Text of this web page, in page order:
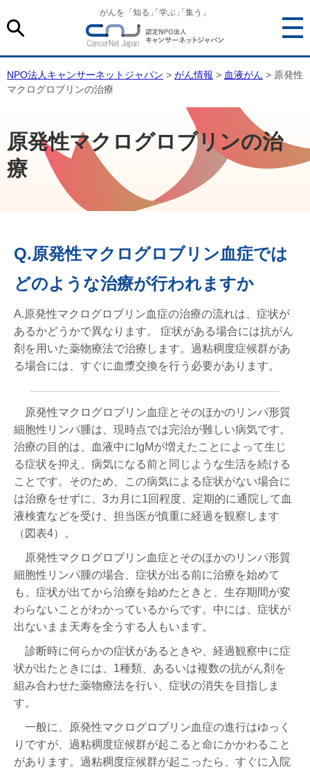
がんを「知る 「学ぶ 「集う」
NPO法人キャンサーネットジャパン > がん情報 > 血液がん > 原発性
マクログロブリンの治療
原発性マクログロブリンの治
療
Q.原発性マクログロブリン血症では
どのような治療が行われますか
A.原発性マクログロブリン血症の治療の流れは、症状が
あるかどうかで異なります。 症状がある場合には抗がん
剤を用いた薬物療法で治療します。過粘稠度症候群があ
る場合には、すぐに血漿交換を行う必要があります。
原発性マクログロブリン血症とそのほかのリンパ形質
細胞性リンパ腫は、現時点では完治が難しい病気です。
治療の目的は、血液中にIgMが増えたことによって生じ
る症状を抑え、病気になる前と同じような生活を続ける
ことです。そのため、この病気による症状がない場合に
は治療をせずに、3カ月に1回程度、定期的に通院して血
液検査などを受け、担当医が慎重に経過を観察します
（図表4）。
原発性マクログロブリン血症とそのほかのリンパ形質
細胞性リンパ腫の場合、症状が出る前に治療を始めて
も、症状が出てから治療を始めたときと、生存期間が変
わらないことがわかっているからです。中には、症状が
出ないまま天寿を全うする人もいます。
診断時に何らかの症状があるときや、経過観察中に症
状が出たときには、1種類、あるいは複数の抗がん剤を
組み合わせた薬物療法を行い、症状の消失を目指しま
す。
一般に、原発性マクログロブリン血症の進行はゆっく
りですが、過粘稠度症候群が起こると命にかかわること
があります。過粘稠度症候群が起こったら、すぐに入院